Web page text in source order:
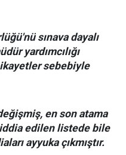
sınava dayalı
yardımcılığı
sebebiyle
en son atama
edilen listede bile
ayyuka çıkmıştır.